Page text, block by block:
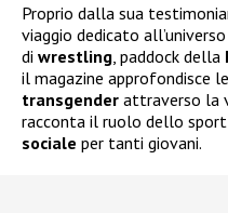
Proprio dalla sua
viaggio dedicato
di wrestling , paddock della
il magazine approfondisce
transgender attraverso la
racconta il ruolo dello
sociale per tanti giovani.